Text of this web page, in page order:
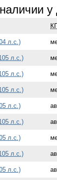
у
л.с.)
л.с.)
л.с.)
л.с.)
л.с.)
л.с.)
л.с.)
л.с.)
л.с.)